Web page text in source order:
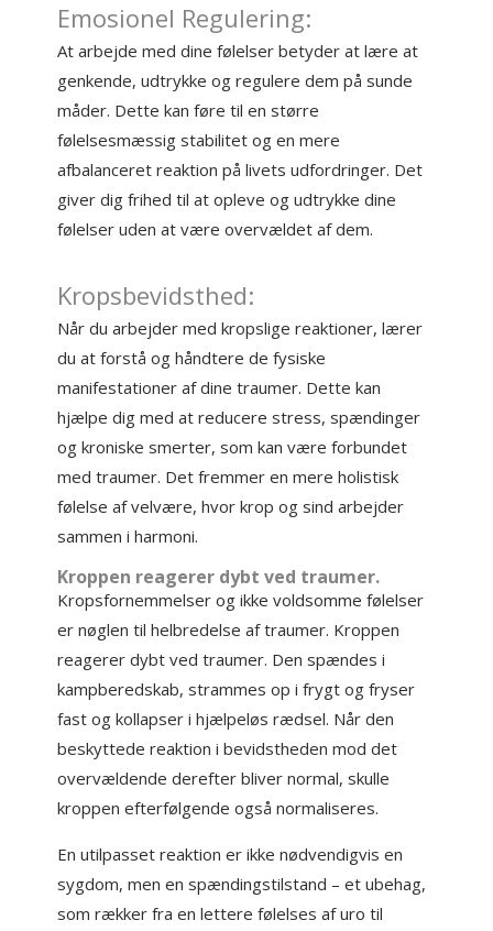
Emosionel Regulering:
At arbejde med dine følelser betyder at lære at
genkende, udtrykke og regulere dem på sunde
måder. Dette kan føre til en større
følelsesmæssig stabilitet og en mere
afbalanceret reaktion på livets udfordringer. Det
giver dig frihed til at opleve og udtrykke dine
følelser uden at være overvældet af dem.
Kropsbevidsthed:
Når du arbejder med kropslige reaktioner, lærer
du at forstå og håndtere de fysiske
manifestationer af dine traumer. Dette kan
hjælpe dig med at reducere stress, spændinger
og kroniske smerter, som kan være forbundet
med traumer. Det fremmer en mere holistisk
følelse af velvære, hvor krop og sind arbejder
sammen i harmoni.
Kroppen reagerer dybt ved traumer.
Kropsfornemmelser og ikke voldsomme følelser
er nøglen til helbredelse af traumer. Kroppen
reagerer dybt ved traumer. Den spændes i
kampberedskab, strammes op i frygt og fryser
fast og kollapser i hjælpeløs rædsel. Når den
beskyttede reaktion i bevidstheden mod det
overvældende derefter bliver normal, skulle
kroppen efterfølgende også normaliseres.
En utilpasset reaktion er ikke nødvendigvis en
sygdom, men en spændingstilstand – et ubehag,
som rækker fra en lettere følelses af uro til